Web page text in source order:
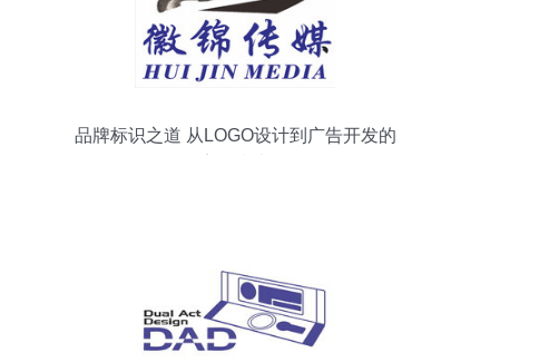
品牌标识之道 从LOGO设计到广告开发的